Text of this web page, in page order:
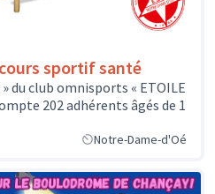
sportif santé
du club omnisports « ETOILE
202 adhérents âgés de 1
Notre-Dame-d'Oé